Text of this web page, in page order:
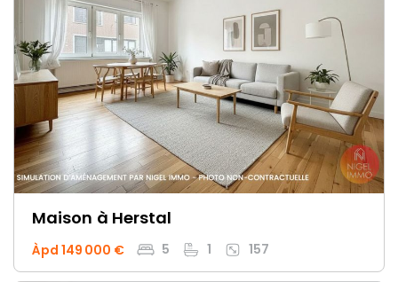
Maison à Herstal
Àpd 149 000 € 5 1 157